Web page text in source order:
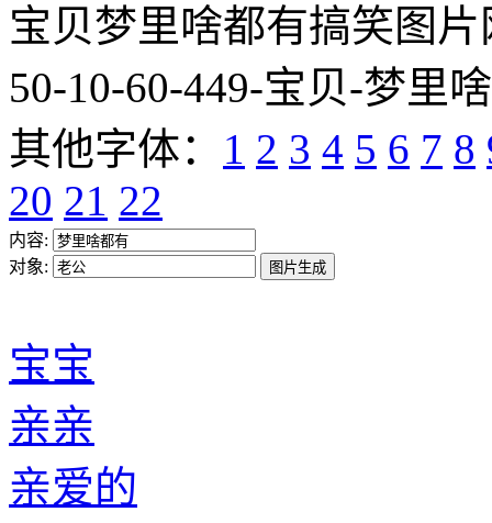
宝贝梦里啥都有搞笑图片
50-10-60-449-宝贝-梦里
其他字体： 1 2 3 4 5 6 7 8
20 21 22
内容:
对象:
宝宝
亲亲
亲爱的